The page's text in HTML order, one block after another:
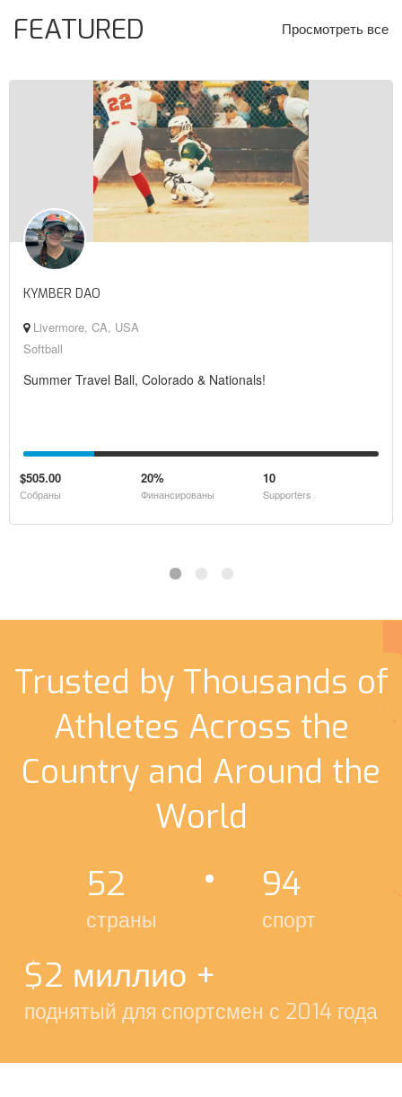
FEATURED Просмотреть все
KYMBER DAO
Livermore, CA, USA
Softball
Summer Travel Ball, Colorado & Nationals!
$505.00
Собраны
20%
Финансированы
10
Supporters
Trusted by Thousands of
Athletes Across the
Country and Around the
World
52
страны
94
спорт
$2 миллио +
поднятый для спортсмен с 2014 года